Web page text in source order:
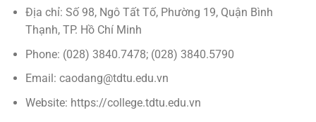
Địa chỉ: Số 98, Ngô Tất Tố, Phường 19, Quận Bình
Thạnh, TP. Hồ Chí Minh
Phone: (028) 3840.7478; (028) 3840.5790
Email: caodang@tdtu.edu.vn
Website: https://college.tdtu.edu.vn